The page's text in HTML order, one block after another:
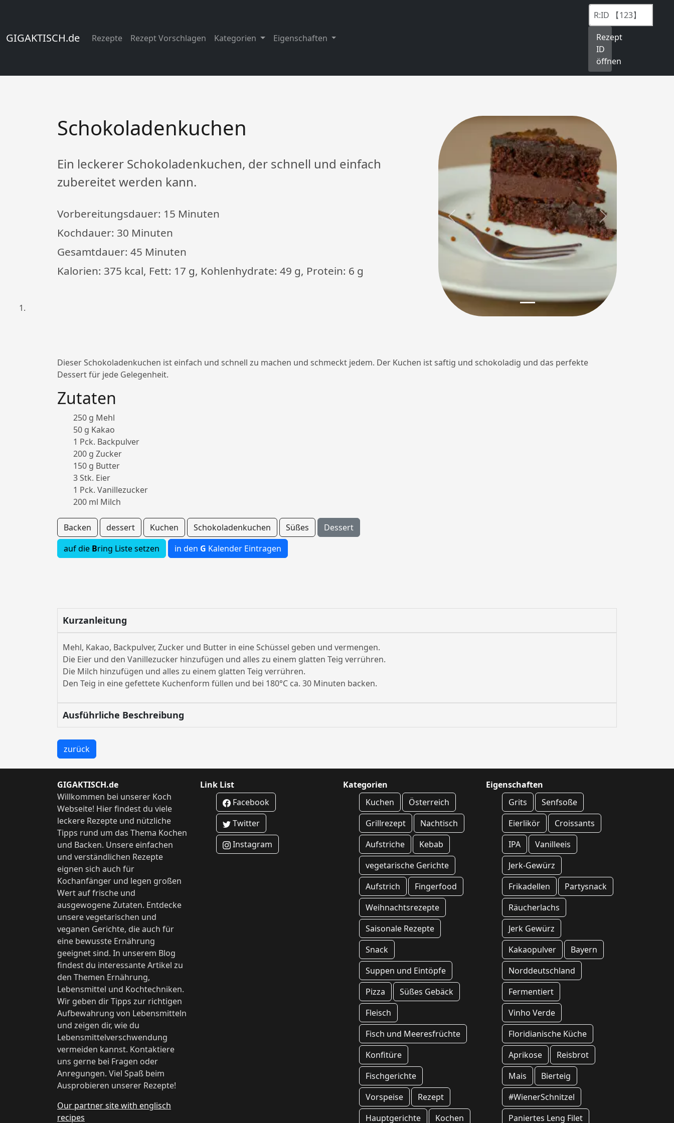
GIGAKTISCH.de Rezepte Rezept Vorschlagen Kategorien Eigenschaften
Rezept
ID
öffnen
Schokoladenkuchen
Ein leckerer Schokoladenkuchen, der schnell und einfach
zubereitet werden kann.
Vorbereitungsdauer: 15 Minuten
Kochdauer: 30 Minuten
Gesamtdauer: 45 Minuten
Kalorien: 375 kcal, Fett: 17 g, Kohlenhydrate: 49 g, Protein: 6 g
Previous Next
Dieser Schokoladenkuchen ist einfach und schnell zu machen und schmeckt jedem. Der Kuchen ist saftig und schokoladig und das perfekte
Dessert für jede Gelegenheit.
Zutaten
250 g Mehl
50 g Kakao
1 Pck. Backpulver
200 g Zucker
150 g Butter
3 Stk. Eier
1 Pck. Vanillezucker
200 ml Milch
Backen dessert Kuchen Schokoladenkuchen Süßes
Dessert
auf die Bring Liste setzen in den G Kalender Eintragen
Kurzanleitung
Mehl, Kakao, Backpulver, Zucker und Butter in eine Schüssel geben und vermengen.
Die Eier und den Vanillezucker hinzufügen und alles zu einem glatten Teig verrühren.
Die Milch hinzufügen und alles zu einem glatten Teig verrühren.
Den Teig in eine gefettete Kuchenform füllen und bei 180°C ca. 30 Minuten backen.
Ausführliche Beschreibung
zurück
GIGAKTISCH.de
Willkommen bei unserer Koch
Webseite! Hier findest du viele
leckere Rezepte und nützliche
Tipps rund um das Thema Kochen
und Backen. Unsere einfachen
und verständlichen Rezepte
eignen sich auch für
Kochanfänger und legen großen
Wert auf frische und
ausgewogene Zutaten. Entdecke
unsere vegetarischen und
veganen Gerichte, die auch für
eine bewusste Ernährung
geeignet sind. In unserem Blog
findest du interessante Artikel zu
den Themen Ernährung,
Lebensmittel und Kochtechniken.
Wir geben dir Tipps zur richtigen
Aufbewahrung von Lebensmitteln
und zeigen dir, wie du
Lebensmittelverschwendung
vermeiden kannst. Kontaktiere
uns gerne bei Fragen oder
Anregungen. Viel Spaß beim
Ausprobieren unserer Rezepte!
Our partner site with englisch
recipes
Link List
Facebook
Twitter
Instagram
Kategorien
Kuchen
Österreich
Grillrezept
Nachtisch
Aufstriche
Kebab
vegetarische Gerichte
Aufstrich
Fingerfood
Weihnachtsrezepte
Saisonale Rezepte
Snack
Suppen und Eintöpfe
Pizza
Süßes Gebäck
Fleisch
Fisch und Meeresfrüchte
Konfitüre
Fischgerichte
Vorspeise
Rezept
Hauptgerichte
Kochen
Eigenschaften
Grits
Senfsoße
Eierlikör
Croissants
IPA
Vanilleeis
Jerk-Gewürz
Frikadellen
Partysnack
Räucherlachs
Jerk Gewürz
Kakaopulver
Bayern
Norddeutschland
Fermentiert
Vinho Verde
Floridianische Küche
Aprikose
Reisbrot
Mais
Bierteig
#WienerSchnitzel
Paniertes Leng Filet